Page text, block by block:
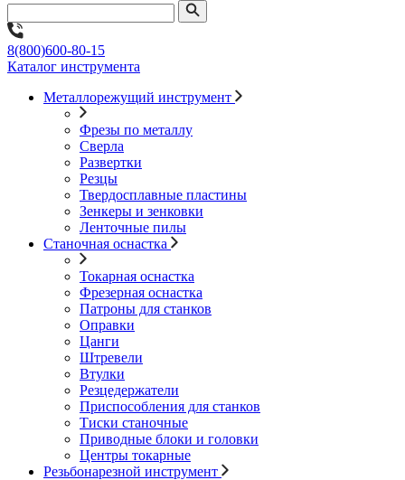
8(800)600-80-15
Каталог инструмента
Металлорежущий инструмент
Фрезы по металлу
Сверла
Развертки
Резцы
Твердосплавные пластины
Зенкеры и зенковки
Ленточные пилы
Станочная оснастка
Токарная оснастка
Фрезерная оснастка
Патроны для станков
Оправки
Цанги
Штревели
Втулки
Резцедержатели
Приспособления для станков
Тиски станочные
Приводные блоки и головки
Центры токарные
Резьбонарезной инструмент